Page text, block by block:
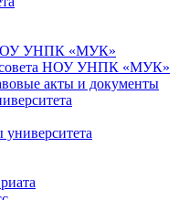
УНПК «МУК»
совета НОУ УНПК «МУК»
акты и документы